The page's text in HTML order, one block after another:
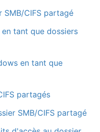
SMB/CIFS partagé
tant que dossiers
en tant que
partagés
SMB/CIFS partagé